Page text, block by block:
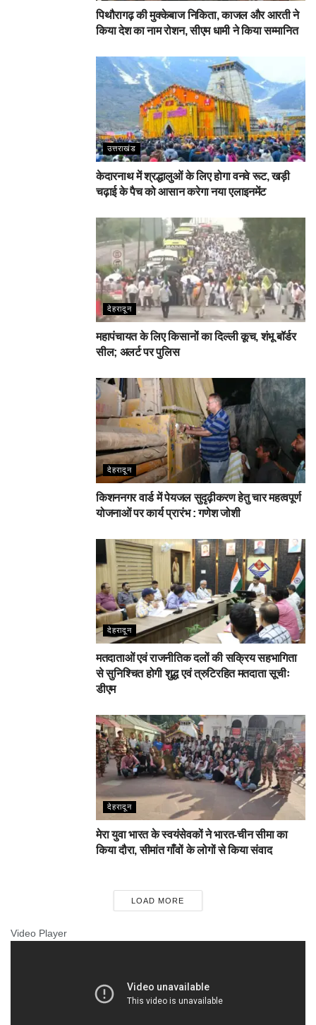
पिथौरागढ़ की मुक्केबाज निकिता, काजल और आरती ने
किया देश का नाम रोशन, सीएम धामी ने किया सम्मानित
उत्तराखंड
केदारनाथ में श्रद्धालुओं के लिए होगा वनवे रूट, खड़ी
चढ़ाई के पैच को आसान करेगा नया एलाइनमेंट
देहरादून
महापंचायत के लिए किसानों का दिल्ली कूच, शंभू बॉर्डर
सील; अलर्ट पर पुलिस
देहरादून
किशननगर वार्ड में पेयजल सुदृढ़ीकरण हेतु चार महत्वपूर्ण
योजनाओं पर कार्य प्रारंभ : गणेश जोशी
देहरादून
मतदाताओं एवं राजनीतिक दलों की सक्रिय सहभागिता
से सुनिश्चित होगी शुद्ध एवं त्रुटिरहित मतदाता सूचीः
डीएम
देहरादून
मेरा युवा भारत के स्वयंसेवकों ने भारत-चीन सीमा का
किया दौरा, सीमांत गाँवों के लोगों से किया संवाद
LOAD MORE
Video Player